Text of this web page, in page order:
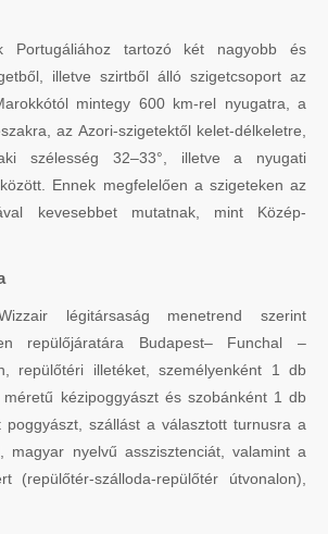
Portugáliához tartozó két nagyobb és
illetve szirtből álló szigetcsoport az
mintegy 600 km-rel nyugatra, a
az Azori-szigetektől kelet-délkeletre,
szélesség 32–33°, illetve a nyugati
Ennek megfelelően a szigeteken az
kevesebbet mutatnak, mint Közép-
légitársaság menetrend szerint
repülőjáratára Budapest– Funchal –
repülőtéri illetéket, személyenként 1 db
kézipoggyászt és szobánként 1 db
szállást a választott turnusra a
magyar nyelvű asszisztenciát, valamint a
(repülőtér-szálloda-repülőtér útvonalon),